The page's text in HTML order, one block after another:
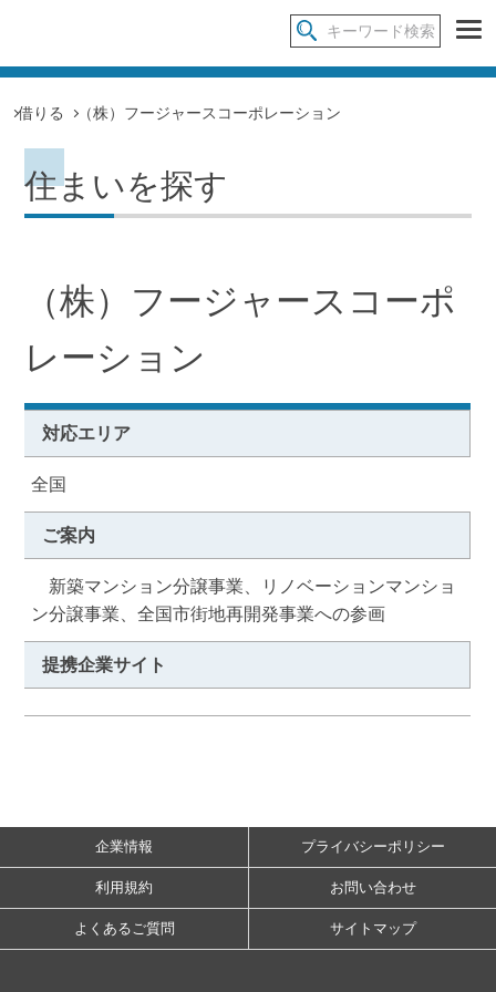
借りる （株）フージャースコーポレーション
住まいを探す
（株）フージャースコーポ
レーション
対応エリア
全国
ご案内
新築マンション分譲事業、リノベーションマンショ
ン分譲事業、全国市街地再開発事業への参画
提携企業サイト
企業情報 プライバシーポリシー
利用規約 お問い合わせ
よくあるご質問 サイトマップ